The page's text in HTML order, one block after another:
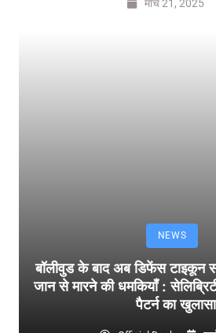
मार्च 21, 2025
NEWS
बॉलीवुड के बाद अब डिफेंस टाइकून
जान से मारने की धमकियाँ :
पैटर्न का खुलासा